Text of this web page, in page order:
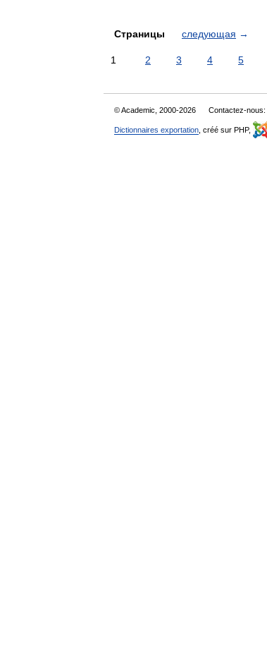
Страницы следующая →
1 2 3 4 5
© Academic, 2000-2026 Contactez-nous:
Dictionnaires exportation , créé sur PHP,